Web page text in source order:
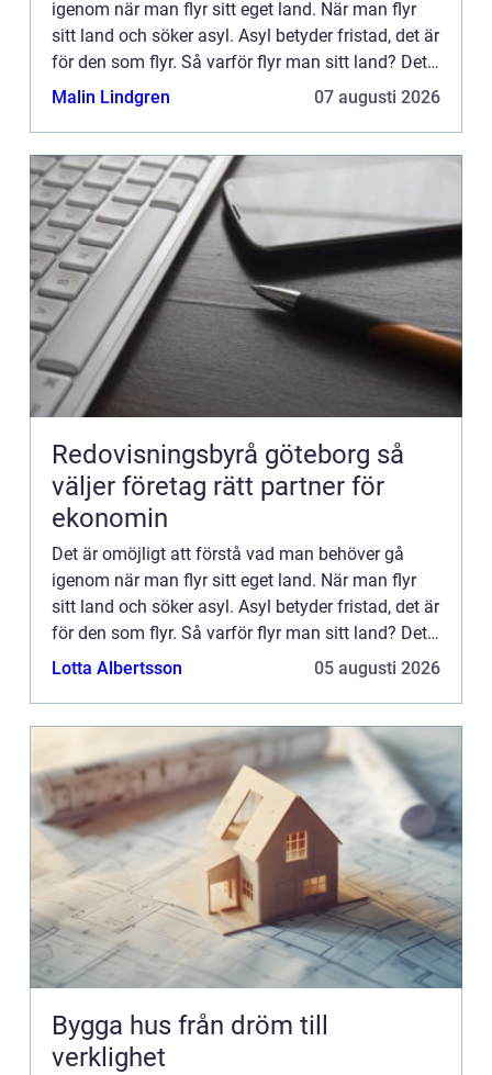
igenom när man flyr sitt eget land. När man flyr
sitt land och söker asyl. Asyl betyder fristad, det är
för den som flyr. Så varför flyr man sitt land? Det
kan finnas flera anledningar. Som krig, läggning...
Malin Lindgren 07 augusti 2026
Redovisningsbyrå göteborg så
väljer företag rätt partner för
ekonomin
Det är omöjligt att förstå vad man behöver gå
igenom när man flyr sitt eget land. När man flyr
sitt land och söker asyl. Asyl betyder fristad, det är
för den som flyr. Så varför flyr man sitt land? Det
kan finnas flera anledningar. Som krig, läggning...
Lotta Albertsson 05 augusti 2026
Bygga hus från dröm till
verklighet